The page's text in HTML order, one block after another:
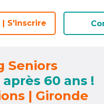
| S'inscrire
| S'inscrire
Seniors
60 ans !
| Gironde